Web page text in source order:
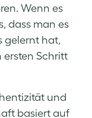
Wenn es
dass man es
gelernt hat,
Schritt
und
basiert auf